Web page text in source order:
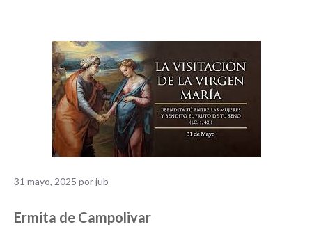
31 mayo, 2025 porjub
Ermita de Campolivar